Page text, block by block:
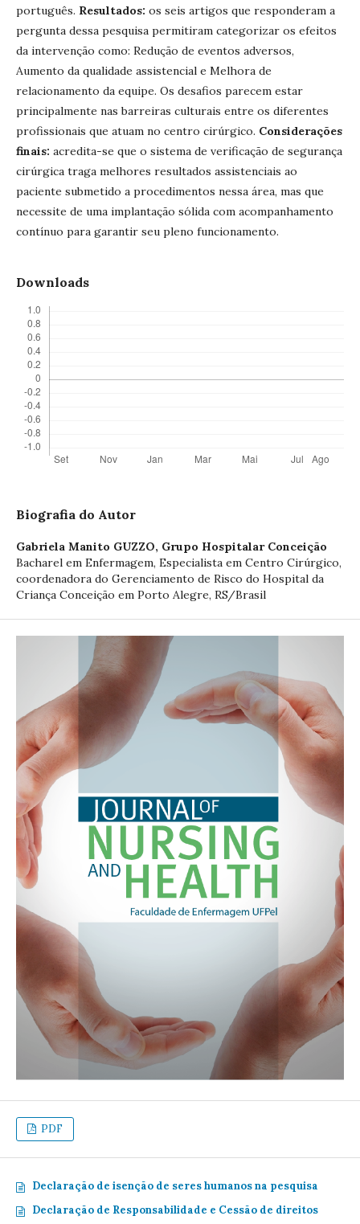
português. Resultados: os seis artigos que responderam a
pergunta dessa pesquisa permitiram categorizar os efeitos
da intervenção como: Redução de eventos adversos,
Aumento da qualidade assistencial e Melhora de
relacionamento da equipe. Os desafios parecem estar
principalmente nas barreiras culturais entre os diferentes
profissionais que atuam no centro cirúrgico. Considerações
finais: acredita-se que o sistema de verificação de segurança
cirúrgica traga melhores resultados assistenciais ao
paciente submetido a procedimentos nessa área, mas que
necessite de uma implantação sólida com acompanhamento
contínuo para garantir seu pleno funcionamento.
Downloads
Biografia do Autor
Gabriela Manito GUZZO, Grupo Hospitalar Conceição
Bacharel em Enfermagem, Especialista em Centro Cirúrgico,
coordenadora do Gerenciamento de Risco do Hospital da
Criança Conceição em Porto Alegre, RS/Brasil
PDF
Declaração de isenção de seres humanos na pesquisa
Declaração de Responsabilidade e Cessão de direitos